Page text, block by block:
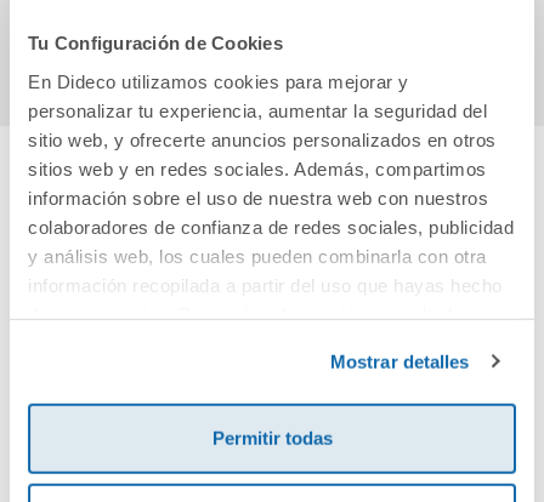
Tu Configuración de Cookies
En Dideco utilizamos cookies para mejorar y
personalizar tu experiencia, aumentar la seguridad del
sitio web, y ofrecerte anuncios personalizados en otros
sitios web y en redes sociales. Además, compartimos
información sobre el uso de nuestra web con nuestros
colaboradores de confianza de redes sociales, publicidad
y análisis web, los cuales pueden combinarla con otra
información recopilada a partir del uso que hayas hecho
Mostrar detalles
Permitir todas
Comprar
Cuéntanos tu opinión
¡Sé el primero en valorar este producto!
Debes iniciar sesión para poder valorarlo